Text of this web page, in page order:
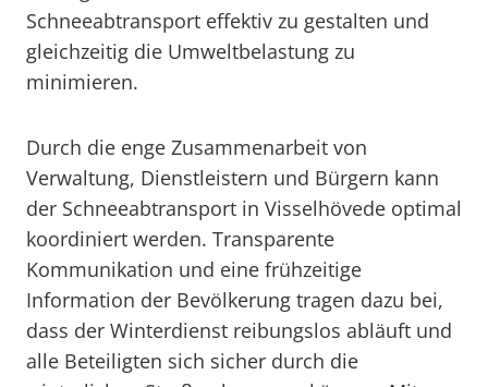
Schneeabtransport effektiv zu gestalten und
gleichzeitig die Umweltbelastung zu
minimieren.
Durch die enge Zusammenarbeit von
Verwaltung, Dienstleistern und Bürgern kann
der Schneeabtransport in Visselhövede optimal
koordiniert werden. Transparente
Kommunikation und eine frühzeitige
Information der Bevölkerung tragen dazu bei,
dass der Winterdienst reibungslos abläuft und
alle Beteiligten sich sicher durch die